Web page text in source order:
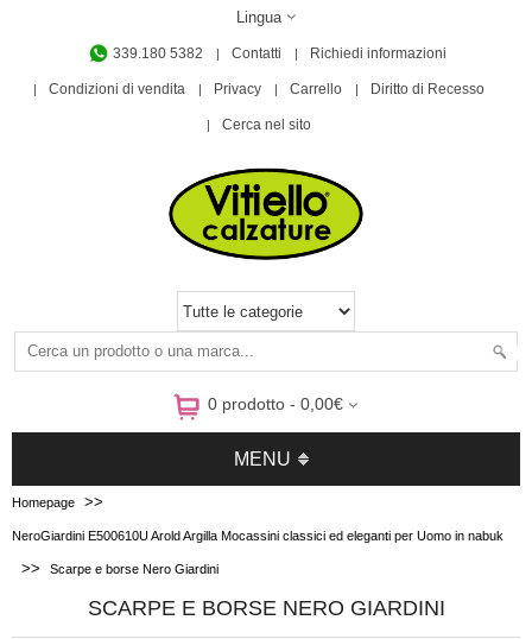
Lingua
339.180 5382 Contatti Richiedi informazioni
Condizioni di vendita Privacy Carrello Diritto di Recesso
Cerca nel sito
0 prodotto - 0,00€
MENU
Homepage >>
NeroGiardini E500610U Arold Argilla Mocassini classici ed eleganti per Uomo in nabuk
>> Scarpe e borse Nero Giardini
SCARPE E BORSE NERO GIARDINI